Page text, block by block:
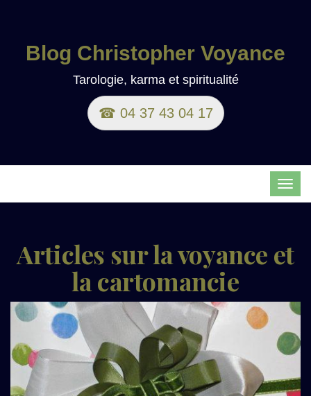
Blog Christopher Voyance
Tarologie, karma et spiritualité
☎ 04 37 43 04 17
Articles sur la voyance et
la cartomancie